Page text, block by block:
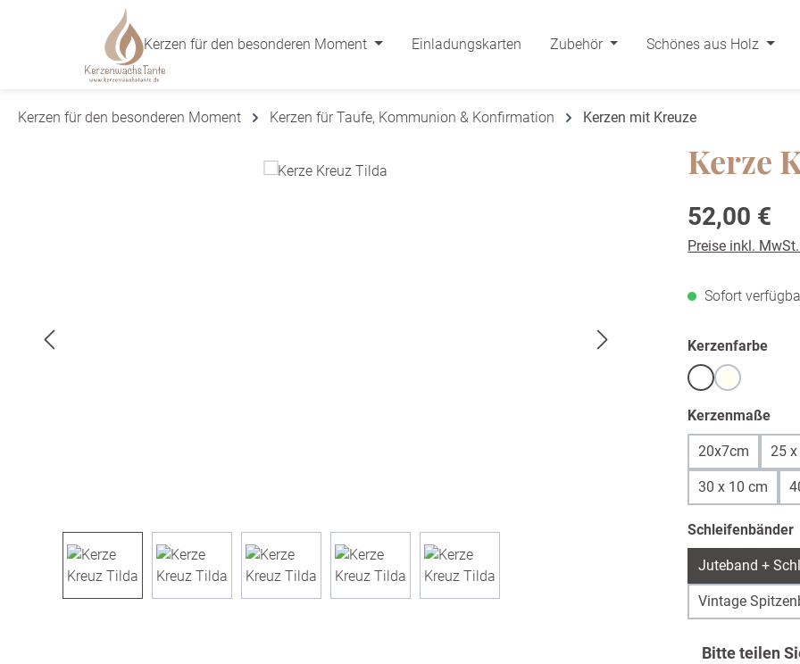
Hauptinhalt springen
Zur Suche springen
Zur Hauptnavigation springen
Kerzen für den besonderen Moment
Einladungskarten Zubehör Schönes aus Holz
Kerzen für den besonderen Moment Kerzen für Taufe, Kommunion & Konfirmation Kerzen mit Kreuze
Kerze
Regulärer Preis:
52,00 €
Preise inkl.
Sofort
Kerzenfarbe
Weißwarmweiß /
Kerzenmaße
20x7cm 25
30 x 10 cm
Schleifenbänder
Juteband +
Vintage
Bitte teilen